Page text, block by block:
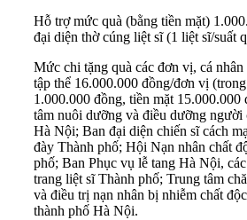
Hỗ trợ mức quà (bằng tiền mặt)
đại diện thờ cúng liệt sĩ (1 liệt sĩ/suất
Mức chi tặng quà các đơn vị, cá
tập thể 16.000.000 đồng/đơn vị
1.000.000 đồng, tiền mặt 15.000.000
tâm nuôi dưỡng và điều dưỡng người
Hà Nội; Ban đại diện chiến sĩ cách
đày Thành phố; Hội Nạn nhân chất
phố; Ban Phục vụ lễ tang Hà Nội,
trang liệt sĩ Thành phố; Trung tâm
và điều trị nạn nhân bị nhiễm chất
thành phố Hà Nội.